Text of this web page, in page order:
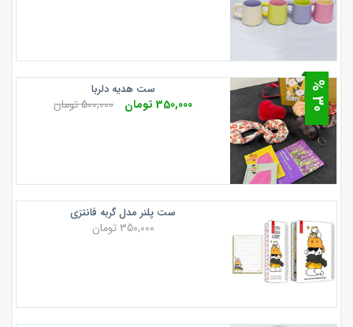
3
0
%
ست هدیه دلربا
350,000 تومان 500,000 تومان
ست پلنر مدل گربه فانتزی
350,000 تومان